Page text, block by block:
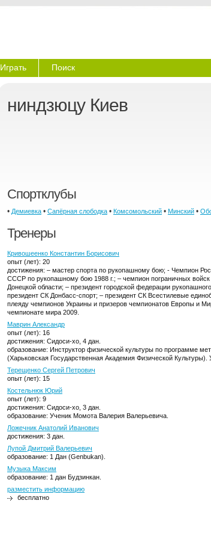
Играть Поиск
ниндзюцу Киев
Спортклубы
• Демиевка • Сапёрная слободка • Комсомольский • Минский •
Тренеры
Кривошеенко Константин Борисович
опыт (лет): 20
достижения: – мастер спорта по рукопашному бою; - Чемпион
СССР по рукопашному бою 1988 г.; – чемпион пограничных
Донецкой области; – президент городской федерации
президент СК Донбасс-спорт; – президент СК Всестилевые
плеяду чемпионов Украины и призеров чемпионатов Европы и
чемпионате мира 2009.
Маврин Александр
опыт (лет): 16
достижения: Сидоси-хо, 4 дан.
образование: Инструктор физической культуры по программе
(Харьковская Государственная Академия Физической
Терещенко Сергей Петрович
опыт (лет): 15
Костельнюк Юрий
опыт (лет): 9
достижения: Сидоси-хо, 3 дан.
образование: Ученик Момота Валерия Валерьевича.
Ложечник Анатолий Иванович
достижения: 3 дан.
Лупой Дмитрий Валерьевич
образование: 1 Дан (Genbukan).
Музыка Максим
образование: 1 дан Будзинкан.
разместить информацию
бесплатно